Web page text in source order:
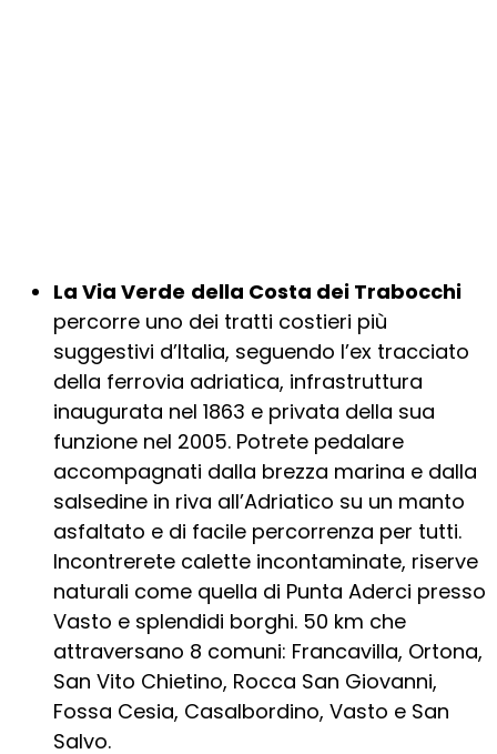
La Via Verde della Costa dei Trabocchi
percorre uno dei tratti costieri più
suggestivi d’Italia, seguendo l’ex tracciato
della ferrovia adriatica, infrastruttura
inaugurata nel 1863 e privata della sua
funzione nel 2005. Potrete pedalare
accompagnati dalla brezza marina e dalla
salsedine in riva all’Adriatico su un manto
asfaltato e di facile percorrenza per tutti.
Incontrerete calette incontaminate, riserve
naturali come quella di Punta Aderci presso
Vasto e splendidi borghi. 50 km che
attraversano 8 comuni: Francavilla, Ortona,
San Vito Chietino, Rocca San Giovanni,
Fossa Cesia, Casalbordino, Vasto e San
Salvo.